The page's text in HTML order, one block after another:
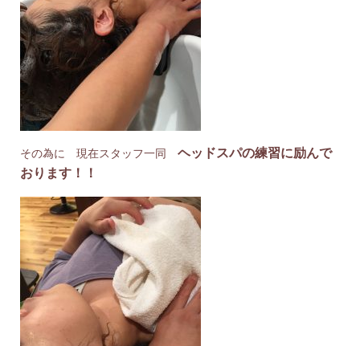
その為に 現在スタッフ一同 ヘッドスパの練習に励んで
おります！！